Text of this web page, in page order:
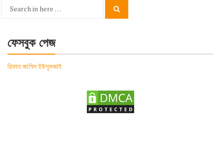
Search
ফেসবুক পেজ
রিফাত জামিল ইউসুফজাই